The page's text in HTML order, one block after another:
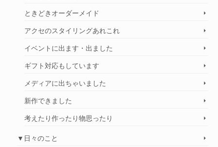
ときどきオーダーメイド
アクセのスタイリングあれこれ
イベントに出ます・出ました
ギフト対応もしています
メディアに出ちゃいました
新作できました
考えたり作ったり物思ったり
▼日々のこと